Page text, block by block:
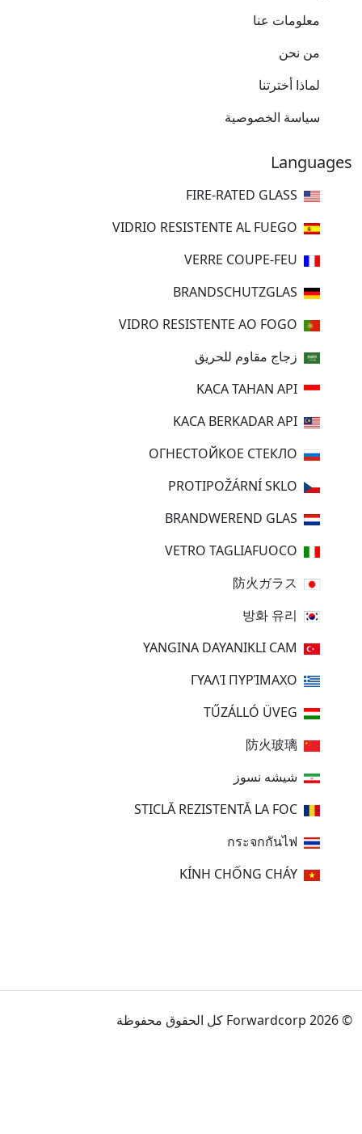
معلومات عنا
من نحن
لماذا أخترتنا
سياسة الخصوصية
Languages
FIRE-RATED GLASS
VIDRIO RESISTENTE AL FUEGO
VERRE COUPE-FEU
BRANDSCHUTZGLAS
VIDRO RESISTENTE AO FOGO
زجاج مقاوم للحريق
KACA TAHAN API
KACA BERKADAR API
ОГНЕСТОЙКОЕ СТЕКЛО
PROTIPOŽÁRNÍ SKLO
BRANDWEREND GLAS
VETRO TAGLIAFUOCO
防火ガラス
방화 유리
YANGINA DAYANIKLI CAM
ΓΥΑΛΊ ΠΥΡΊΜΑΧΟ
TŰZÁLLÓ ÜVEG
防火玻璃
شیشه نسوز
STICLĂ REZISTENTĂ LA FOC
กระจกกันไฟ
KÍNH CHỐNG CHÁY
© 2026 Forwardcorp كل الحقوق محفوظة